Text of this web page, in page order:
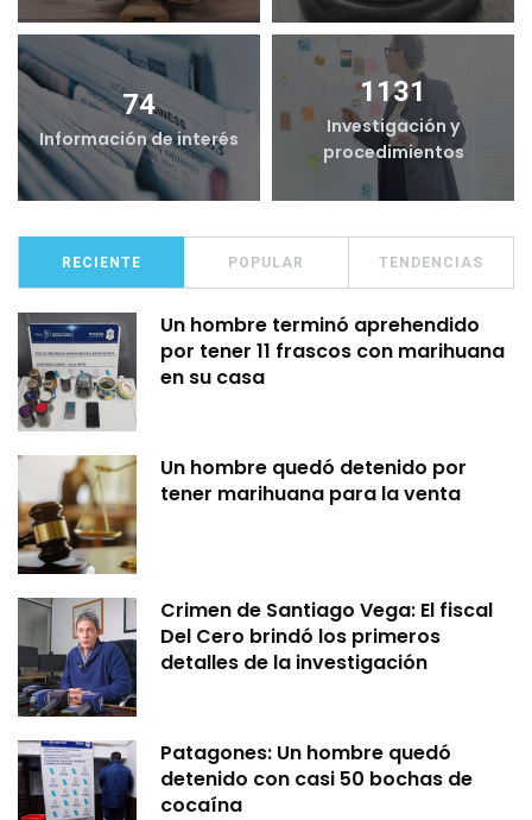
74
Información de interés
1131
Investigación y
procedimientos
RECIENTE POPULAR TENDENCIAS
Un hombre terminó aprehendido
por tener 11 frascos con marihuana
en su casa
Un hombre quedó detenido por
tener marihuana para la venta
Crimen de Santiago Vega: El fiscal
Del Cero brindó los primeros
detalles de la investigación
Patagones: Un hombre quedó
detenido con casi 50 bochas de
cocaína